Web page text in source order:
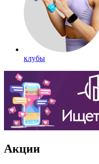
клубы
Акции